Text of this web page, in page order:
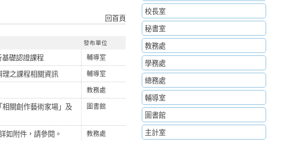
回首頁
發布單位
礎認證課程
輔導室
之課程相關資訊
輔導室
教務處
關創作藝術家場」及
圖書館
如附件，請參閱。
教務處
校長室
秘書室
教務處
學務處
總務處
輔導室
圖書館
主計室